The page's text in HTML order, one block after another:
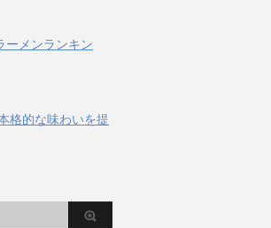
ーメンランキン
格的な味わいを提